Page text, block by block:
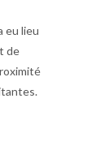
eu lieu
de